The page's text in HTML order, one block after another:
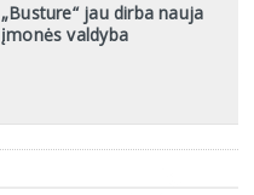
„Busture“ jau dirba nauja
įmonės valdyba